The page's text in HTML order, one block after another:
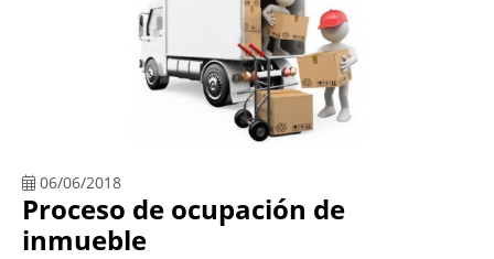
06/06/2018
Proceso de ocupación de
inmueble